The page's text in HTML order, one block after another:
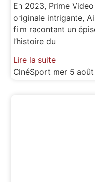
En 2023, Prime
originale intrigante,
film racontant un
l’histoire du
Lire la suite
CinéSport mer 5